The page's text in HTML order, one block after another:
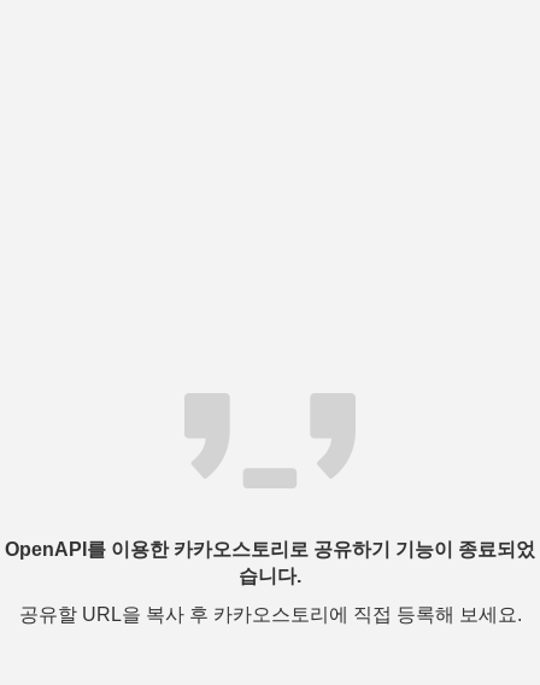
OpenAPI를 이용한 카카오스토리로 공유하기 기능이 종료되었
습니다.
공유할 URL을 복사 후 카카오스토리에 직접 등록해 보세요.